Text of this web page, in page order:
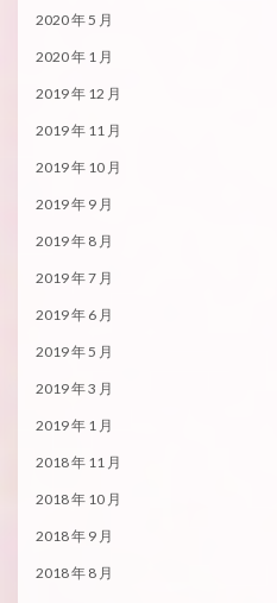
2020 年 5 月
2020 年 1 月
2019 年 12 月
2019 年 11 月
2019 年 10 月
2019 年 9 月
2019 年 8 月
2019 年 7 月
2019 年 6 月
2019 年 5 月
2019 年 3 月
2019 年 1 月
2018 年 11 月
2018 年 10 月
2018 年 9 月
2018 年 8 月